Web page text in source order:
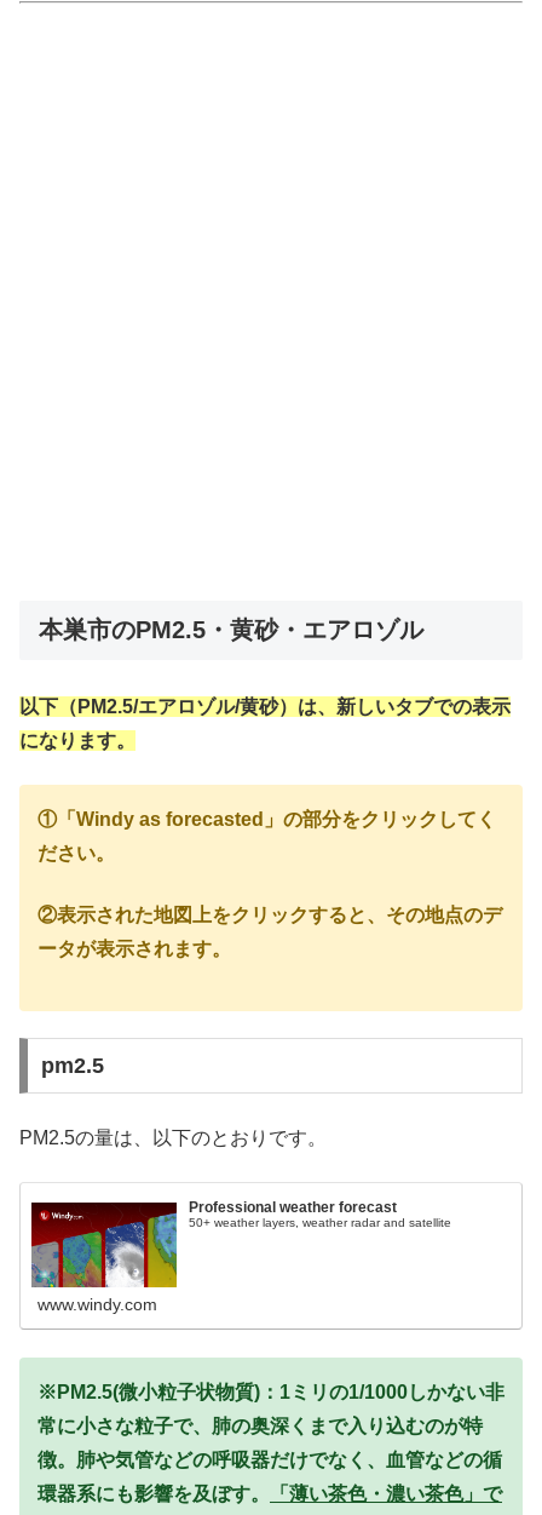
本巣市のPM2.5・黄砂・エアロゾル
以下（PM2.5/エアロゾル/黄砂）は、新しいタブでの表示
になります。
①「Windy as forecasted」の部分をクリックしてく
ださい。
②表示された地図上をクリックすると、その地点のデ
ータが表示されます。
pm2.5
PM2.5の量は、以下のとおりです。
Professional weather forecast
50+ weather layers, weather radar and satellite
www.windy.com
※PM2.5(微小粒子状物質)：1ミリの1/1000しかない非
常に小さな粒子で、肺の奥深くまで入り込むのが特
徴。肺や気管などの呼吸器だけでなく、血管などの循
環器系にも影響を及ぼす。
「薄い茶色・濃い茶色」で